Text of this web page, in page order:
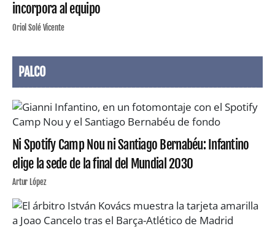
incorpora al equipo
Oriol Solé Vicente
PALCO
Ni Spotify Camp Nou ni Santiago Bernabéu: Infantino
elige la sede de la final del Mundial 2030
Artur López